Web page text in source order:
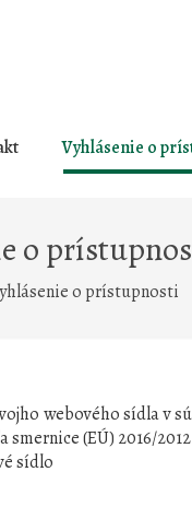
Vyhlásenie o
o
o prístupnosti
webového sídla v
(EÚ) 2016/
sídlo